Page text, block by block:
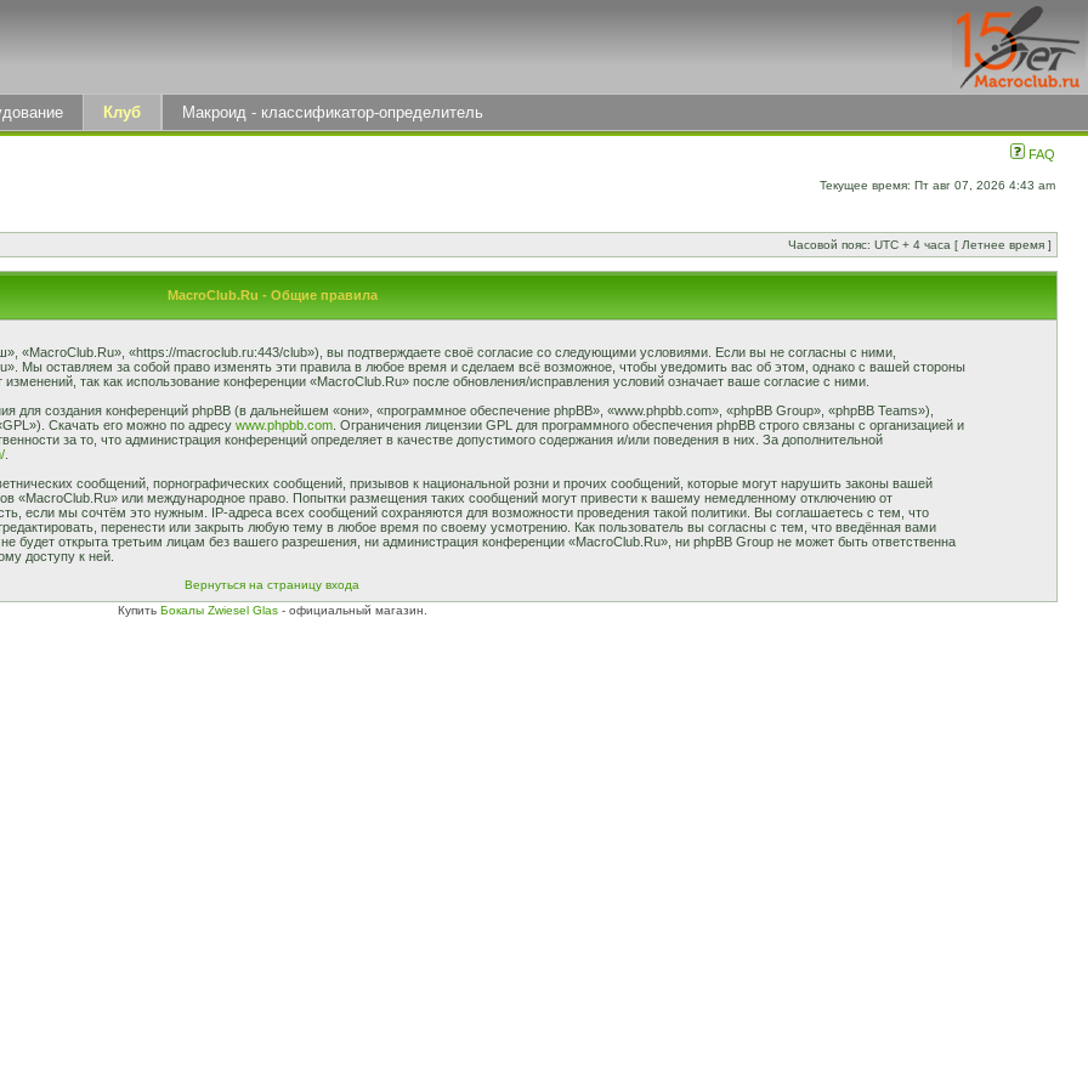
Клуб Макроид - классификатор-определитель
FAQ
Текущее время: Пт авг 07, 2026 4:43 am
Часовой пояс: UTC + 4 часа [ Летнее время ]
MacroClub.Ru - Общие правила
«https://macroclub.ru:443/club»), вы подтверждаете своё согласие со следующими условиями. Если вы не согласны с ними,
Мы оставляем за собой право изменять эти правила в любое время и сделаем всё возможное, чтобы уведомить вас об этом, однако с вашей стороны
так как использование конференции «MacroClub.Ru» после обновления/исправления условий означает ваше согласие с ними.
создания конференций phpBB (в дальнейшем «они», «программное обеспечение phpBB», «www.phpbb.com», «phpBB Group», «phpBB Teams»),
Скачать его можно по адресу www.phpbb.com. Ограничения лицензии GPL для программного обеспечения phpBB строго связаны с организацией и
за то, что администрация конференций определяет в качестве допустимого содержания и/или поведения в них. За дополнительной
.
сообщений, порнографических сообщений, призывов к национальной розни и прочих сообщений, которые могут нарушить законы вашей
«MacroClub.Ru» или международное право. Попытки размещения таких сообщений могут привести к вашему немедленному отключению от
если мы сочтём это нужным. IP-адреса всех сообщений сохраняются для возможности проведения такой политики. Вы соглашаетесь с тем, что
перенести или закрыть любую тему в любое время по своему усмотрению. Как пользователь вы согласны с тем, что введённая вами
будет открыта третьим лицам без вашего разрешения, ни администрация конференции «MacroClub.Ru», ни phpBB Group не может быть ответственна
доступу к ней.
Вернуться на страницу входа
Купить Бокалы Zwiesel Glas - официальный магазин.